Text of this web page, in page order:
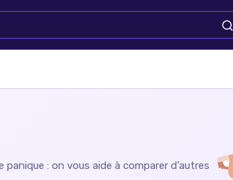
panique : on vous aide à comparer d'autres